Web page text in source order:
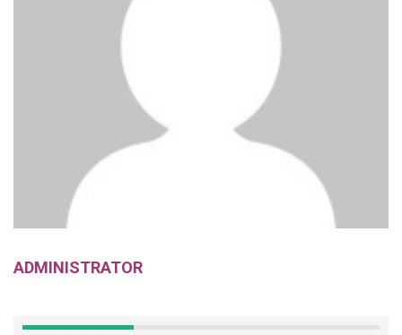
ADMINISTRATOR